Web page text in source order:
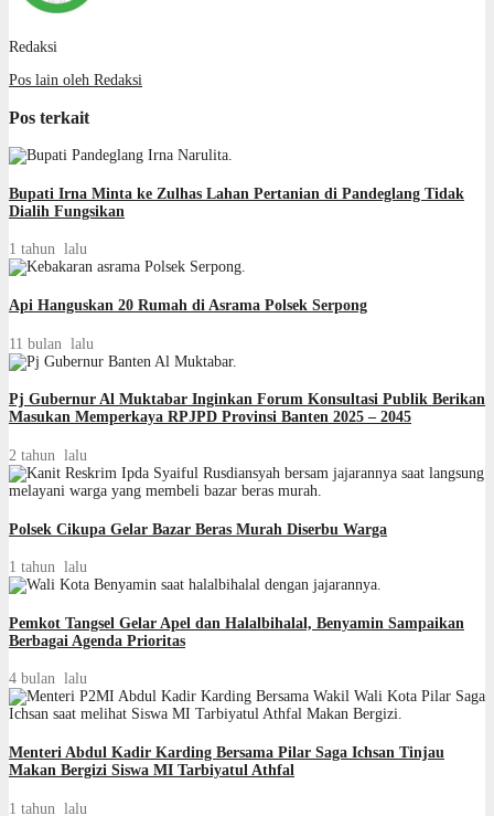
Redaksi
Pos lain oleh Redaksi
Pos terkait
Bupati Irna Minta ke Zulhas Lahan Pertanian di Pandeglang Tidak
Dialih Fungsikan
1 tahun lalu
Api Hanguskan 20 Rumah di Asrama Polsek Serpong
11 bulan lalu
Pj Gubernur Al Muktabar Inginkan Forum Konsultasi Publik Berikan
Masukan Memperkaya RPJPD Provinsi Banten 2025 – 2045
2 tahun lalu
Polsek Cikupa Gelar Bazar Beras Murah Diserbu Warga
1 tahun lalu
Pemkot Tangsel Gelar Apel dan Halalbihalal, Benyamin Sampaikan
Berbagai Agenda Prioritas
4 bulan lalu
Menteri Abdul Kadir Karding Bersama Pilar Saga Ichsan Tinjau
Makan Bergizi Siswa MI Tarbiyatul Athfal
1 tahun lalu